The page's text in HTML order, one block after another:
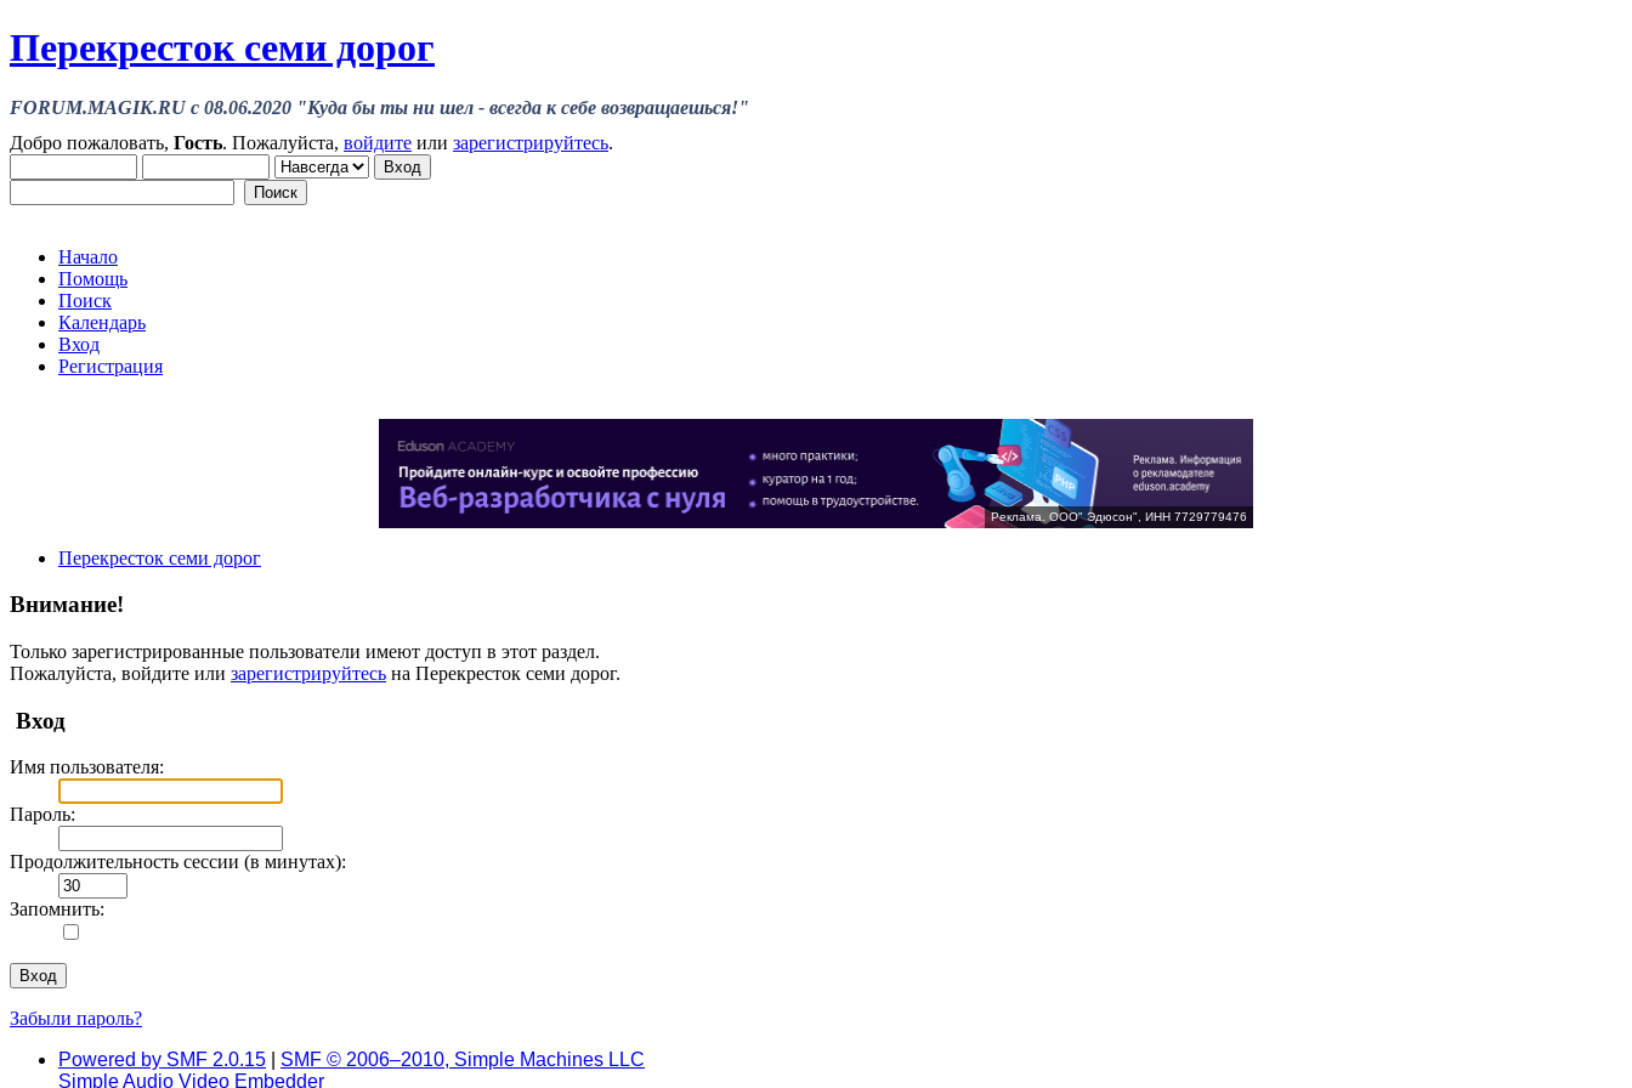
Перекресток семи дорог
FORUM.MAGIK.RU c 08.06.2020 "Куда бы ты ни шел - всегда к себе возвращаешься!"
Добро пожаловать, Гость. Пожалуйста, войдите или зарегистрируйтесь.
Начало
Помощь
Поиск
Календарь
Вход
Регистрация
Реклама. ООО" Эдюсон", ИНН 7729779476
Перекресток семи дорог
Внимание!
Только зарегистрированные пользователи имеют доступ в этот раздел.
Пожалуйста, войдите или зарегистрируйтесь на Перекресток семи дорог.
Вход
Имя пользователя:
Пароль:
Продолжительность сессии (в минутах):
Запомнить:
Забыли пароль?
Powered by SMF 2.0.15
SMF © 2006–2010, Simple Machines LLC
Simple Audio Video Embedder